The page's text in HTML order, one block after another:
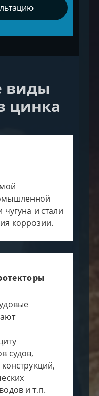
виды
цинка
и стали
коррозии.
судов,
и т.п.